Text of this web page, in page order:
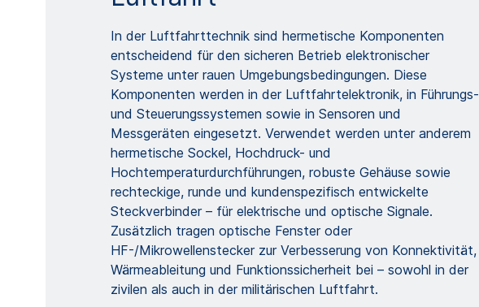
In der Luftfahrttechnik sind hermetische Komponenten
entscheidend für den sicheren Betrieb elektronischer
Systeme unter rauen Umgebungsbedingungen. Diese
Komponenten werden in der Luftfahrtelektronik, in Führungs-
und Steuerungssystemen sowie in Sensoren und
Messgeräten eingesetzt. Verwendet werden unter anderem
hermetische Sockel, Hochdruck- und
Hochtemperaturdurchführungen, robuste Gehäuse sowie
rechteckige, runde und kundenspezifisch entwickelte
Steckverbinder – für elektrische und optische Signale.
Zusätzlich tragen optische Fenster oder
HF-/Mikrowellenstecker zur Verbesserung von Konnektivität,
Wärmeableitung und Funktionssicherheit bei – sowohl in der
zivilen als auch in der militärischen Luftfahrt.